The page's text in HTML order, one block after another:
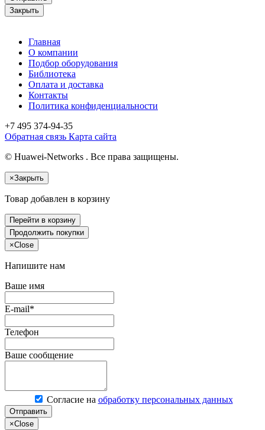
Закрыть
Главная
О компании
Подбор оборудования
Библиотека
Оплата и доставка
Контакты
Политика конфиденциальности
+7 495 374-94-35
Обратная связь Карта сайта
© Huawei-Networks . Все права защищены.
×Закрыть
Товар добавлен в корзину
Перейти в корзину
Продолжить покупки
×Close
Напишите нам
Ваше имя
E-mail*
Телефон
Ваше сообщение
Согласие на обработку персональных данных
Отправить
×Close